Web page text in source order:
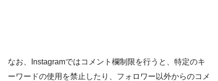
なお、Instagramではコメント欄制限を行うと、特定のキ
ーワードの使用を禁止したり、フォロワー以外からのコメ